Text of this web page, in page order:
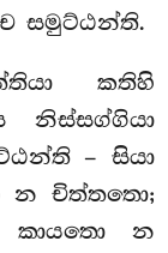
සමුට්ඨන්ති.
කතිහි
නිස්සග්ගියා
– සියා
න චිත්තතො;
කායතො න